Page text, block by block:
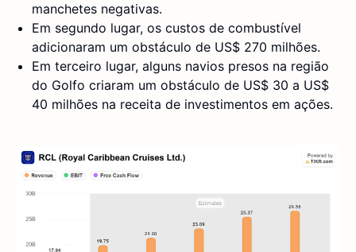
manchetes negativas.
Em segundo lugar, os custos de combustível
adicionaram um obstáculo de US$ 270 milhões.
Em terceiro lugar, alguns navios presos na região
do Golfo criaram um obstáculo de US$ 30 a US$
40 milhões na receita de investimentos em ações.